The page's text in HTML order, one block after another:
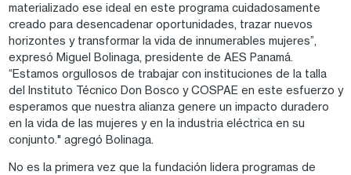
materializado ese ideal en este programa cuidadosamente
creado para desencadenar oportunidades, trazar nuevos
horizontes y transformar la vida de innumerables mujeres”,
expresó Miguel Bolinaga, presidente de AES Panamá.
“Estamos orgullosos de trabajar con instituciones de la talla
del Instituto Técnico Don Bosco y COSPAE en este esfuerzo y
esperamos que nuestra alianza genere un impacto duradero
en la vida de las mujeres y en la industria eléctrica en su
conjunto." agregó Bolinaga.
No es la primera vez que la fundación lidera programas de